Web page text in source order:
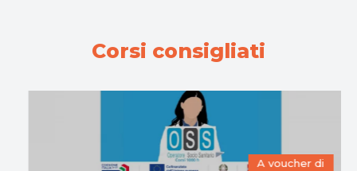
Corsi consigliati
A voucher di